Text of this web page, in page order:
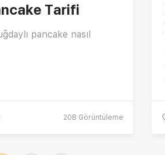
Tarifi
pancake nasıl
20B Görüntüleme